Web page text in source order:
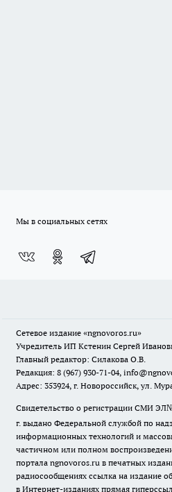
Мы в социальных сетях
Сетевое издание «ngnovoros.ru»
Учредитель ИП Кстенин Сергей
Главный редактор: Силакова О.В.
Редакция: 8 (967) 930-71-04,
Адрес: 353924, г. Новороссийск, ул.
Свидетельство о регистрации СМИ
г. выдано Федеральной службой по
информационных технологий и
частичном или полном
портала ngnovoros.ru в печатных
радиосообщениях ссылка на издание
в Интернет-изданиях прямая